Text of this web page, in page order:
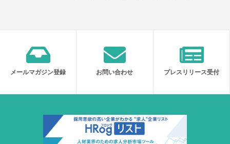
メールマガジン登録 お問い合わせ プレスリリース受付